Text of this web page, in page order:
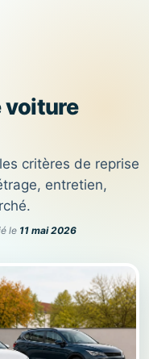
voiture
critères de reprise
entretien,
le 11 mai 2026